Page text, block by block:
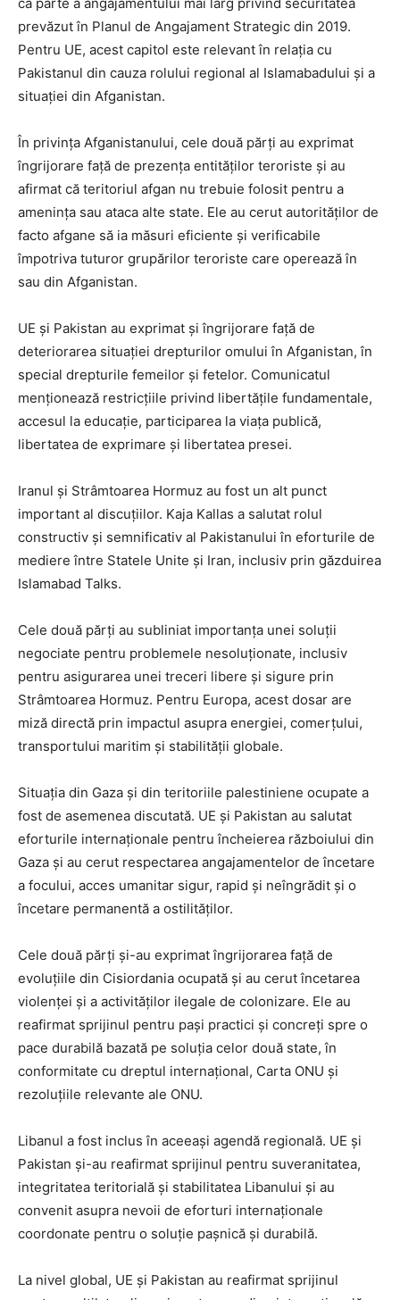
prevăzut în Planul de Angajament Strategic din 2019.
Pentru UE, acest capitol este relevant în relația cu
Pakistanul din cauza rolului regional al Islamabadului și a
situației din Afganistan.
În privința Afganistanului, cele două părți au exprimat
îngrijorare față de prezența entităților teroriste și au
afirmat că teritoriul afgan nu trebuie folosit pentru a
amenința sau ataca alte state. Ele au cerut autorităților de
facto afgane să ia măsuri eficiente și verificabile
împotriva tuturor grupărilor teroriste care operează în
sau din Afganistan.
UE și Pakistan au exprimat și îngrijorare față de
deteriorarea situației drepturilor omului în Afganistan, în
special drepturile femeilor și fetelor. Comunicatul
menționează restricțiile privind libertățile fundamentale,
accesul la educație, participarea la viața publică,
libertatea de exprimare și libertatea presei.
Iranul și Strâmtoarea Hormuz au fost un alt punct
important al discuțiilor. Kaja Kallas a salutat rolul
constructiv și semnificativ al Pakistanului în eforturile de
mediere între Statele Unite și Iran, inclusiv prin găzduirea
Islamabad Talks.
Cele două părți au subliniat importanța unei soluții
negociate pentru problemele nesoluționate, inclusiv
pentru asigurarea unei treceri libere și sigure prin
Strâmtoarea Hormuz. Pentru Europa, acest dosar are
miză directă prin impactul asupra energiei, comerțului,
transportului maritim și stabilității globale.
Situația din Gaza și din teritoriile palestiniene ocupate a
fost de asemenea discutată. UE și Pakistan au salutat
eforturile internaționale pentru încheierea războiului din
Gaza și au cerut respectarea angajamentelor de încetare
a focului, acces umanitar sigur, rapid și neîngrădit și o
încetare permanentă a ostilităților.
Cele două părți și-au exprimat îngrijorarea față de
evoluțiile din Cisiordania ocupată și au cerut încetarea
violenței și a activităților ilegale de colonizare. Ele au
reafirmat sprijinul pentru pași practici și concreți spre o
pace durabilă bazată pe soluția celor două state, în
conformitate cu dreptul internațional, Carta ONU și
rezoluțiile relevante ale ONU.
Libanul a fost inclus în aceeași agendă regională. UE și
Pakistan și-au reafirmat sprijinul pentru suveranitatea,
integritatea teritorială și stabilitatea Libanului și au
convenit asupra nevoii de eforturi internaționale
coordonate pentru o soluție pașnică și durabilă.
La nivel global, UE și Pakistan au reafirmat sprijinul